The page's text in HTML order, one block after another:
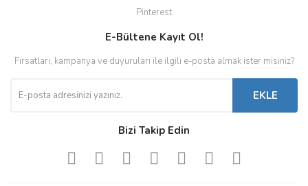
Pinterest
E-Bültene Kayıt Ol!
Fırsatları, kampanya ve duyuruları ile ilgili e-posta almak ister misiniz?
EKLE
Bizi Takip Edin